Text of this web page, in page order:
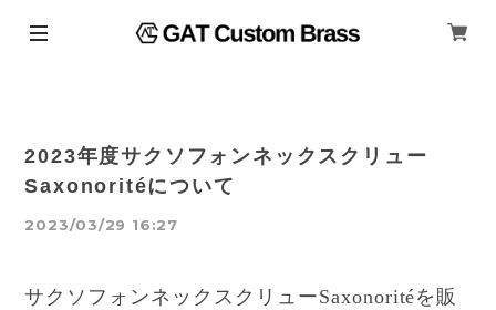
2023年度サクソフォンネックスクリュー
Saxonoritéについて
2023/03/29 16:27
サクソフォンネックスクリューSaxonoritéを販